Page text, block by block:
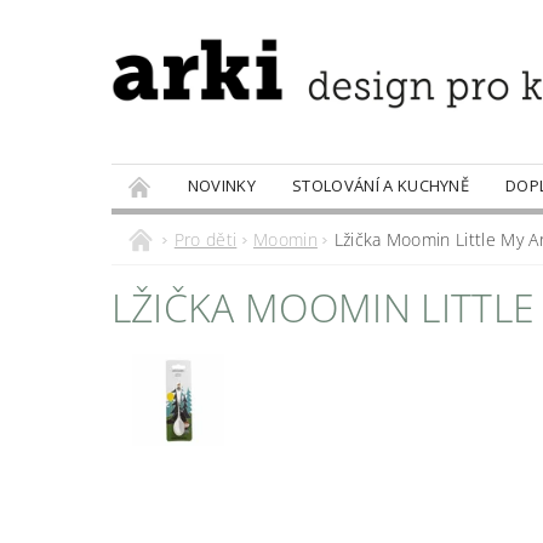
NOVINKY STOLOVÁNÍ A KUCHYNĚ
PRODÁVANÉ ZNAČKY
DOBROTY
Pro děti Moomin Lžička Moomin Little My
LŽIČKA MOOMIN